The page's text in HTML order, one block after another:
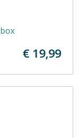
€ 19,99